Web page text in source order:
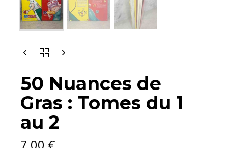
50 Nuances de
Gras : Tomes du 1
au 2
GRAS
TOMES
DU
AU